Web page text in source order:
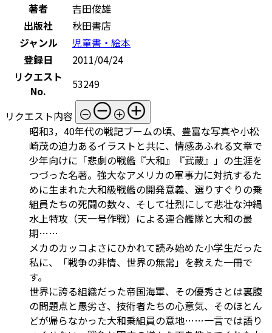
著者
吉田俊雄
出版社
秋田書店
ジャンル
児童書・絵本
登録日
2011/04/24
リクエスト
No.
53249
リクエスト内容
昭和3，40年代の戦記ブームの頃、豊富な写真や小松
崎茂の迫力あるイラストと共に、情感あふれる文章で
少年向けに「悲劇の戦艦『大和』『武蔵』」の生涯を
つづった名著。強大なアメリカの軍事力に対抗するた
めに生まれた大和級戦艦の開発意義、選りすぐりの乗
組員たちの死闘の数々、そして壮烈にして悲壮な沖縄
水上特攻（天一号作戦）による連合艦隊と大和の最
期……
メカのカッコよさにひかれて読み始めた小学生だった
私に、「戦争の非情、世界の無常」を教えた一冊で
す。
世界に誇る組織だった帝国海軍、その優秀さとは裏腹
の問題点と愚劣さ、技術者たちの心意気、そのほとん
どが帰らなかった大和乗組員の意地……一言では語り